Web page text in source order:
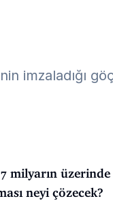
imzaladığı
milyarın üzerinde
neyi çözecek?